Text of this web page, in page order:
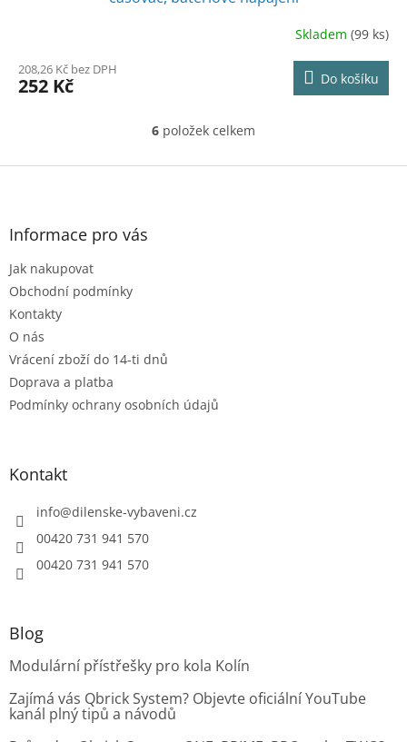
Skladem (99 ks)
208,26 Kč bez DPH
252 Kč Do košíku
O
l
p
i
6 položek celkem
Z
Informace pro vás
Jak nakupovat
Obchodní podmínky
Kontakty
O nás
Vrácení zboží do 14-ti dnů
Doprava a platba
Podmínky ochrany osobních údajů
Kontakt
info@dilenske-vybaveni.cz
00420 731 941 570
00420 731 941 570
Blog
Modulární přístřešky pro kola Kolín
Zajímá vás Qbrick System? Objevte oficiální YouTube
kanál plný tipů a návodů